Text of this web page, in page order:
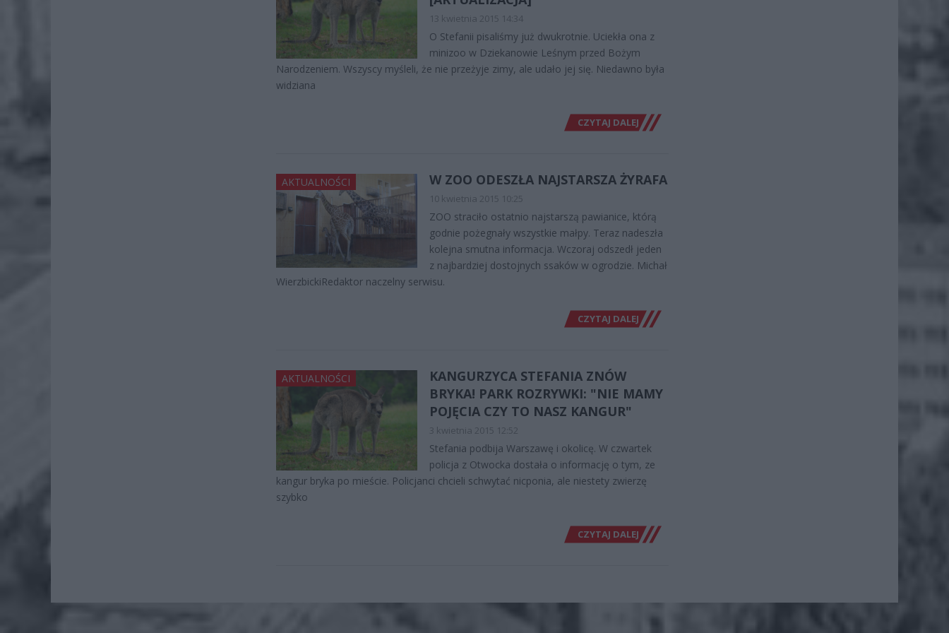
13 kwietnia 2015 14:34
O Stefanii pisaliśmy już dwukrotnie. Uciekła ona z
minizoo w Dziekanowie Leśnym przed Bożym
Narodzeniem. Wszyscy myśleli, że nie przeżyje zimy, ale udało jej się. Niedawno była
widziana
CZYTAJ DALEJ
AKTUALNOŚCI W ZOO ODESZŁA NAJSTARSZA ŻYRAFA
10 kwietnia 2015 10:25
ZOO straciło ostatnio najstarszą pawianice, którą
godnie pożegnały wszystkie małpy. Teraz nadeszła
kolejna smutna informacja. Wczoraj odszedł jeden
z najbardziej dostojnych ssaków w ogrodzie. Michał
WierzbickiRedaktor naczelny serwisu.
CZYTAJ DALEJ
AKTUALNOŚCI
KANGURZYCA STEFANIA ZNÓW
BRYKA! PARK ROZRYWKI: "NIE MAMY
POJĘCIA CZY TO NASZ KANGUR"
3 kwietnia 2015 12:52
Stefania podbija Warszawę i okolicę. W czwartek
policja z Otwocka dostała o informację o tym, ze
kangur bryka po mieście. Policjanci chcieli schwytać nicponia, ale niestety zwierzę
szybko
CZYTAJ DALEJ